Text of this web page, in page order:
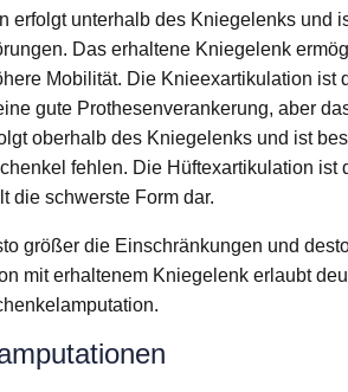
erfolgt unterhalb des Kniegelenks und
Das erhaltene Kniegelenk
Mobilität. Die Knieexartikulation ist
gute Prothesenverankerung, aber
oberhalb des Kniegelenks und ist
fehlen. Die Hüftexartikulation ist
die schwerste Form dar.
größer die Einschränkungen und
mit erhaltenem Kniegelenk erlaubt